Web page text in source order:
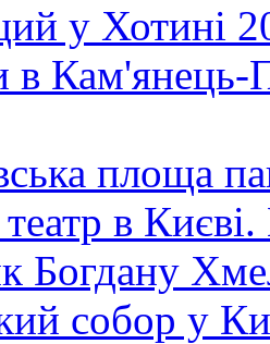
у Хотині
в Кам'янець-
площа
в
Богдану
собор у